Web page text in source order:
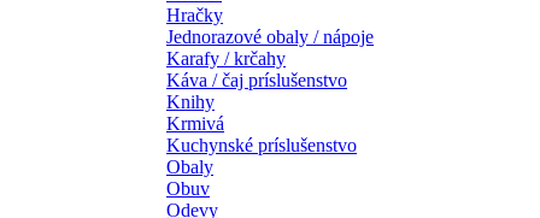
Hračky
Jednorazové obaly / nápoje
Karafy / krčahy
Káva / čaj príslušenstvo
Knihy
Krmivá
Kuchynské príslušenstvo
Obaly
Obuv
Odevy